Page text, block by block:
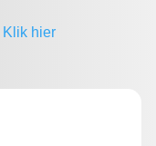
Klik hier